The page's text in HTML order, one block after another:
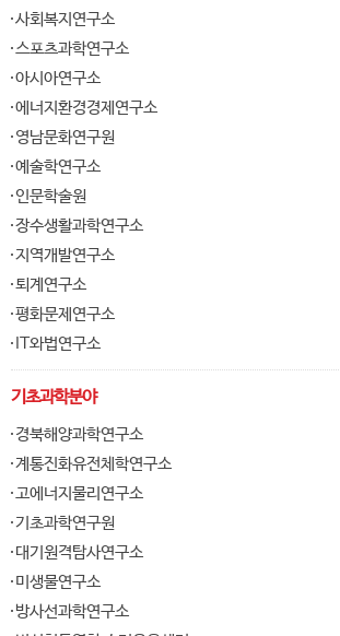
사회복지연구소
스포츠과학연구소
아시아연구소
에너지환경경제연구소
영남문화연구원
예술학연구소
인문학술원
장수생활과학연구소
지역개발연구소
퇴계연구소
평화문제연구소
IT와법연구소
기초과학분야
경북해양과학연구소
계통진화유전체학연구소
고에너지물리연구소
기초과학연구원
대기원격탐사연구소
미생물연구소
방사선과학연구소